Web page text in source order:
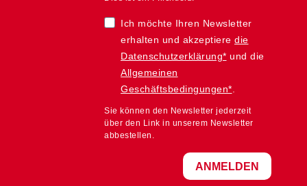
Ich möchte Ihren Newsletter
erhalten und akzeptiere die
Datenschutzerklärung* und die
Allgemeinen
Geschäftsbedingungen*.
Sie können den Newsletter jederzeit
über den Link in unserem Newsletter
abbestellen.
ANMELDEN